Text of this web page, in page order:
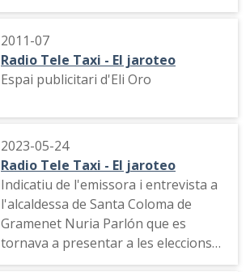
2011-07
Radio Tele Taxi - El jaroteo
Espai publicitari d'Eli Oro
2023-05-24
Radio Tele Taxi - El jaroteo
Indicatiu de l'emissora i entrevista a
l'alcaldessa de Santa Coloma de
Gramenet Nuria Parlón que es
tornava a presentar a les eleccions
municipals